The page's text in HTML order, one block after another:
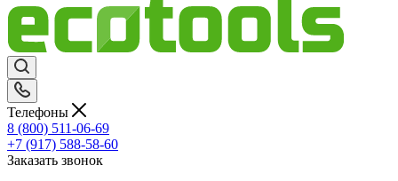
Телефоны
8 (800) 511-06-69
+7 (917) 588-58-60
Заказать звонок